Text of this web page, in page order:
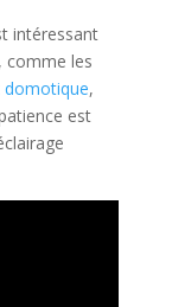
intéressant
comme les
domotique,
est